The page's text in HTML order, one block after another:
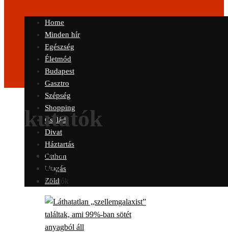
Home
Minden hír
Egészség
Életmód
Budapest
Gasztro
Szépség
Shopping
Család
Divat
Háztartás
Otthon
Utazás
Zöld
kutatók
Home
Blog
kutatók